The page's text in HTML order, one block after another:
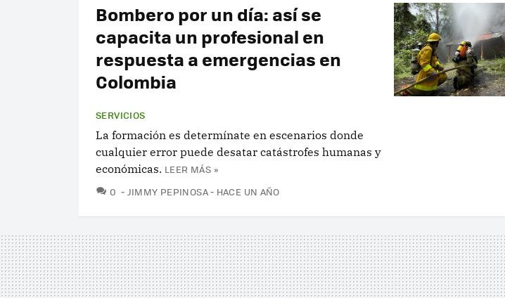
Bombero por un día: así se
capacita un profesional en
respuesta a emergencias en
Colombia
SERVICIOS
La formación es determínate en escenarios donde
cualquier error puede desatar catástrofes humanas y
económicas. LEER MÁS »
0 COMENTARIOS
JIMMY PEPINOSA HACE UN AÑO